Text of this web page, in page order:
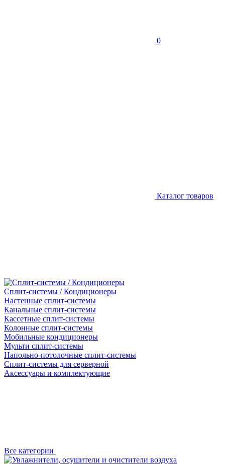
0
Каталог товаров
Сплит-системы / Кондиционеры
Настенные сплит-системы
Канальные сплит-системы
Кассетные сплит-системы
Колонные сплит-системы
Мобильные кондиционеры
Мульти сплит-системы
Напольно-потолочные сплит-системы
Сплит-системы для серверной
Аксессуары и комплектующие
Все категории